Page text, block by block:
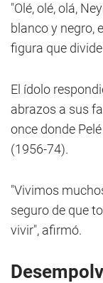
"Olé, olé, olá,
blanco y negro,
figura que
El ídolo
abrazos a sus
once donde
(1956-74).
"Vivimos
seguro de que
vivir", afirmó.